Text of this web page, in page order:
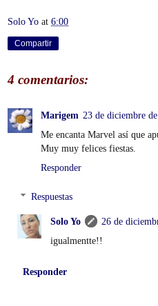
Solo Yo at 6:00
Compartir
4 comentarios:
Marigem 23 de diciembre
Me encanta Marvel así que
Muy muy felices fiestas.
Responder
Respuestas
Solo Yo
26 de
igualmentte!!
Responder